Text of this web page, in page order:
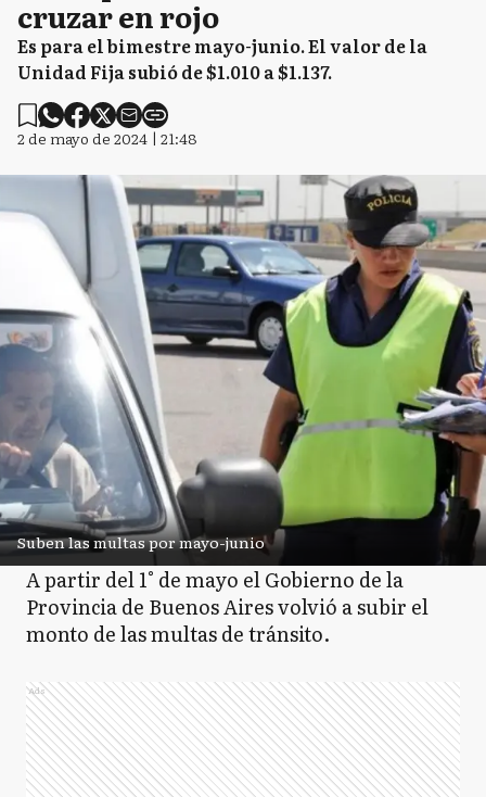
cruzar en rojo
Es para el bimestre mayo-junio. El valor de la
Unidad Fija subió de $1.010 a $1.137.
2 de mayo de 2024 | 21:48
Suben las multas por mayo-junio
A partir del 1° de mayo el Gobierno de la
Provincia de Buenos Aires volvió a subir el
monto de las multas de tránsito.
Ads